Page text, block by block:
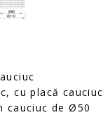
cu placă cauciuc
cauciuc de Ø50